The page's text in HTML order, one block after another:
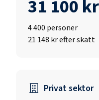
31 100 kr
4 400 personer
21 148 kr efter skatt
Privat sektor